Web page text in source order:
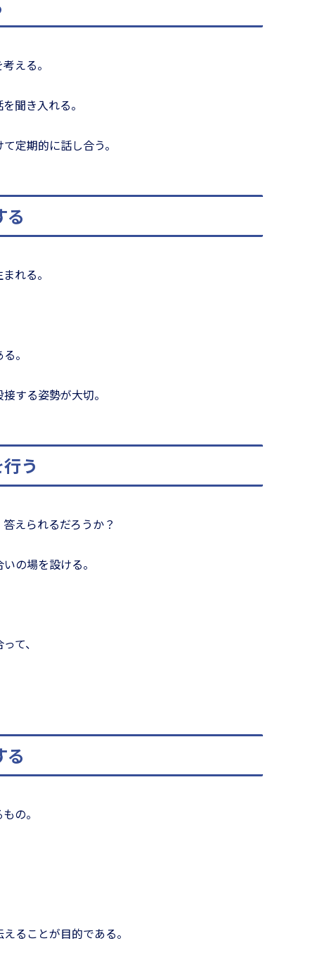
える。
聞き入れる。
定期的に話し合う。
る
れる。
。
する姿勢が大切。
う
えられるだろうか？
の場を設ける。
て、
る
の。
ることが目的である。